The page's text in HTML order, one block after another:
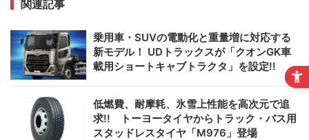
関連記事
乗用車・SUVの電動化と重量増に対応する
新モデル！ UDトラックスが「クオンGK車
載用ショートキャブトラクタ」を設定!!
低燃費、耐摩耗、氷雪上性能を高次元で追
求!! トーヨータイヤからトラック・バス用
スタッドレスタイヤ「M976」登場